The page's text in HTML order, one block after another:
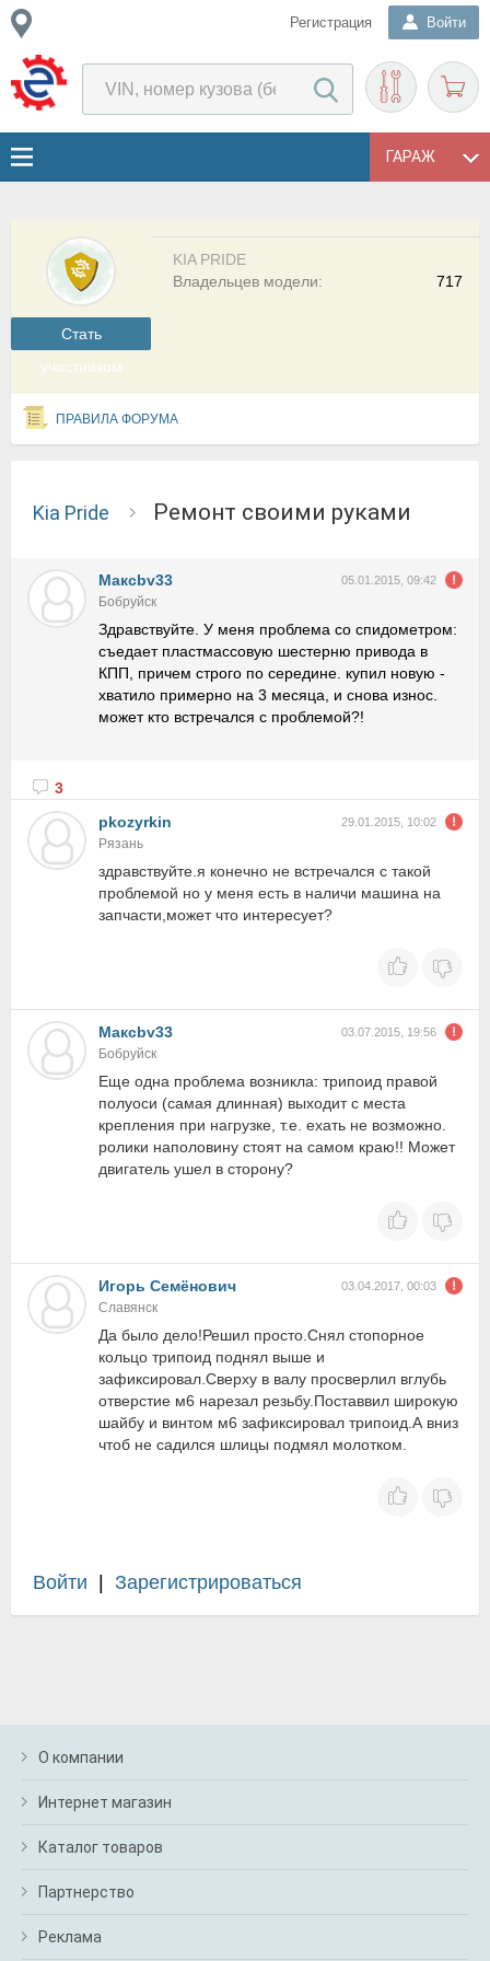
Регистрация Войти
ГАРАЖ
Cтать
участником
KIA PRIDE
717
Владельцев модели:
ПРАВИЛА ФОРУМА
Kia Pride Ремонт своими руками
Макcbv33 05.01.2015, 09:42
Бобруйск
Здравствуйте. У меня проблема со спидометром:
съедает пластмассовую шестерню привода в
КПП, причем строго по середине. купил новую -
хватило примерно на 3 месяца, и снова износ.
может кто встречался с проблемой?!
3
pkozyrkin
29.01.2015, 10:02
Рязань
здравствуйте.я конечно не встречался с такой
проблемой но у меня есть в наличи машина на
запчасти,может что интересует?
Макcbv33 03.07.2015, 19:56
Бобруйск
Еще одна проблема возникла: трипоид правой
полуоси (самая длинная) выходит с места
крепления при нагрузке, т.е. ехать не возможно.
ролики наполовину стоят на самом краю!! Может
двигатель ушел в сторону?
Игорь Семёнович 03.04.2017, 00:03
Славянск
Да было дело!Решил просто.Снял стопорное
кольцо трипоид поднял выше и
зафиксировал.Сверху в валу просверлил вглубь
отверстие м6 нарезал резьбу.Поставвил широкую
шайбу и винтом м6 зафиксировал трипоид.А вниз
чтоб не садился шлицы подмял молотком.
Войти Зарегистрироваться
О компании
Интернет магазин
Каталог товаров
Партнерство
Реклама